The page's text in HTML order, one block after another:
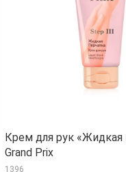
Крем для рук «Жидкая
Grand Prix
1396